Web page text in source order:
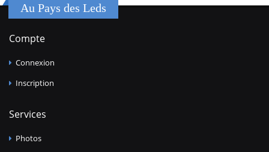
Au Pays des Leds
Compte
Connexion
Inscription
Services
Photos